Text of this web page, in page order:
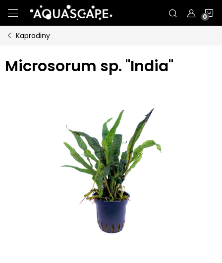
na
obsah
Kapradiny
Microsorum sp. "India"